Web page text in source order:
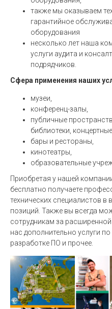
также мы оказываем
гарантийное
оборудования
несколько лет наша
услуги аудита и
подрядчиков.
Сфера применения наших
музеи,
конференц-залы,
публичные
библиотеки,
бары и рестораны,
кинотеатры,
образовательные
Приобретая у нашей
бесплатно получаете
технических специалистов
позиций. Также вы всегда
сотрудникам за
нас дополнительно услуги
разработке ПО и прочее.